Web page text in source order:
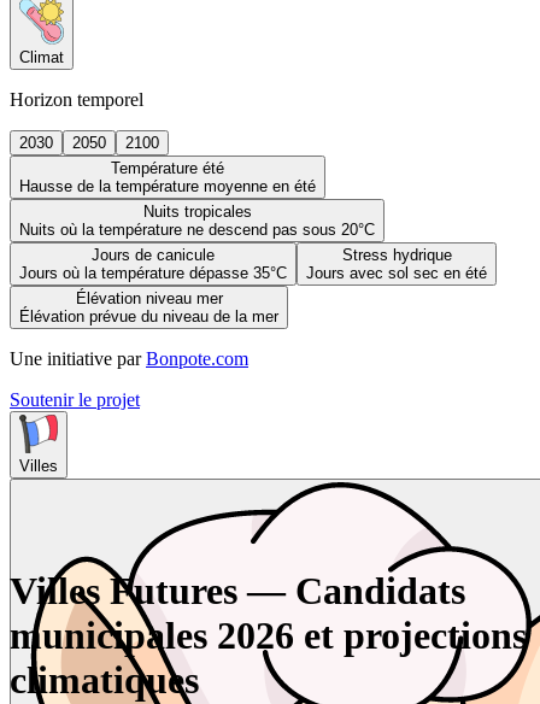
Climat
Horizon temporel
2030 2050
2100
Température été
Hausse de la température moyenne en été
Nuits tropicales
Nuits où la température ne descend pas sous 20°C
Jours de canicule
Jours où la température dépasse 35°C
Stress hydrique
Jours avec sol sec en été
Élévation niveau mer
Élévation prévue du niveau de la mer
Une initiative par Bonpote.com
Soutenir le projet
Villes
Villes Futures — Candidats
municipales 2026 et projections
climatiques